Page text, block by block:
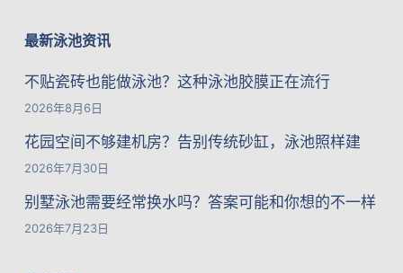
最新泳池资讯
不贴瓷砖也能做泳池？这种泳池胶膜正在流行
2026年8月6日
花园空间不够建机房？告别传统砂缸，泳池照样建
2026年7月30日
别墅泳池需要经常换水吗？答案可能和你想的不一样
2026年7月23日